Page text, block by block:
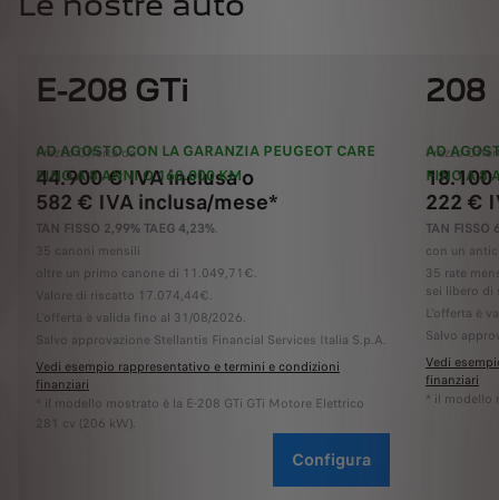
E-208 GTi
AD AGOSTO CON LA GARANZIA PEUGEOT CARE
FINO A 8 ANNI O 160.000 KM
Prezzo Offerta da
44.900 € IVA inclusa o
582 € IVA inclusa/mese*
TAN FISSO 2,99% TAEG 4,23%.
35 canoni mensili
oltre un primo canone di 11.049,71€.
Valore di riscatto 17.074,44€.
L'offerta è valida fino al 31/08/2026.
Salvo approvazione Stellantis Financial Services Italia S.p.A.
Vedi esempio rappresentativo e termini e condizioni
finanziari
* il modello mostrato è la E-208 GTi GTi Motore Elettrico
281 cv (206 kW).
Configura
208
AD
FINO A 8
Prezzo
222 €
TAN FISSO
con un
35 rate
sei libero di
L'offerta è
Salvo
Vedi
finanziari
* il modello